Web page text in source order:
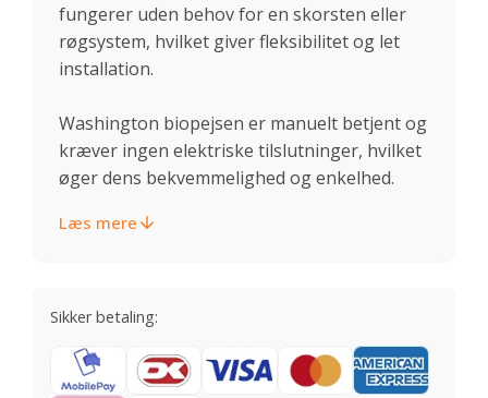
fungerer uden behov for en skorsten eller
røgsystem, hvilket giver fleksibilitet og let
installation.
Washington biopejsen er manuelt betjent og
kræver ingen elektriske tilslutninger, hvilket
øger dens bekvemmelighed og enkelhed.
Læs mere
Sikker betaling: